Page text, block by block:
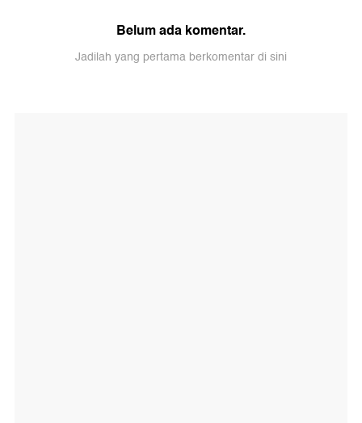
Belum ada komentar.
Jadilah yang pertama berkomentar di sini